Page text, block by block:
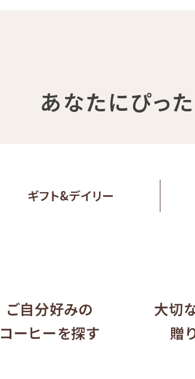
あなたにぴっ
ギフト&デイリー
ご自分好みの
コーヒーを探す
大切
贈